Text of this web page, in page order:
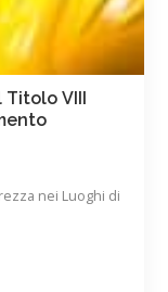
Titolo VIII
nei Luoghi di